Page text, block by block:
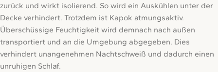
zurück und wirkt isolierend. So wird ein Auskühlen unter der
Decke verhindert. Trotzdem ist Kapok atmungsaktiv.
Überschüssige Feuchtigkeit wird demnach nach außen
transportiert und an die Umgebung abgegeben. Dies
verhindert unangenehmen Nachtschweiß und dadurch einen
unruhigen Schlaf.